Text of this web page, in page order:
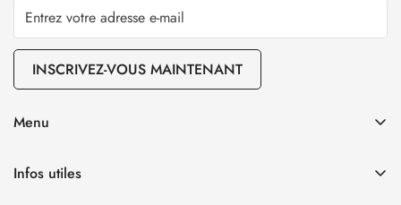
INSCRIVEZ-VOUS MAINTENANT
Menu
Nos vins
Infos utiles